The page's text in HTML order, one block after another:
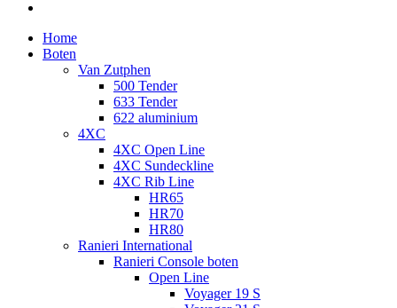
Home
Boten
Van Zutphen
500 Tender
633 Tender
622 aluminium
4XC
4XC Open Line
4XC Sundeckline
4XC Rib Line
HR65
HR70
HR80
Ranieri International
Ranieri Console boten
Open Line
Voyager 19 S